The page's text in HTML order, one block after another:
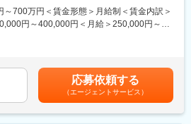
も業務の流れを理解しながら成長できま
開し、業界トップクラスのシェアを誇る
強みに、賃貸仲介を軸とした幅広い不動産
界を牽引し続けています。
クトを、元請けとして裁量を持ってリード
積から、機材調達、工事計画、現場管理
・人員管理）、試運転、バリデーションま
す。設計部隊と連携し、技術者として幅広
～700万円＜賃金形態＞月給制＜賃金内訳＞
円～400,000円＜月給＞250,000円～
ル年収・30代・勤続4年：560万円(住宅手
ネージャー層：900万円※成績により個人差
目安の金額であり、選考を通じて上下する
給(月額)は固定手当を含めた表記です。
応募依頼する
（エージェントサービス）